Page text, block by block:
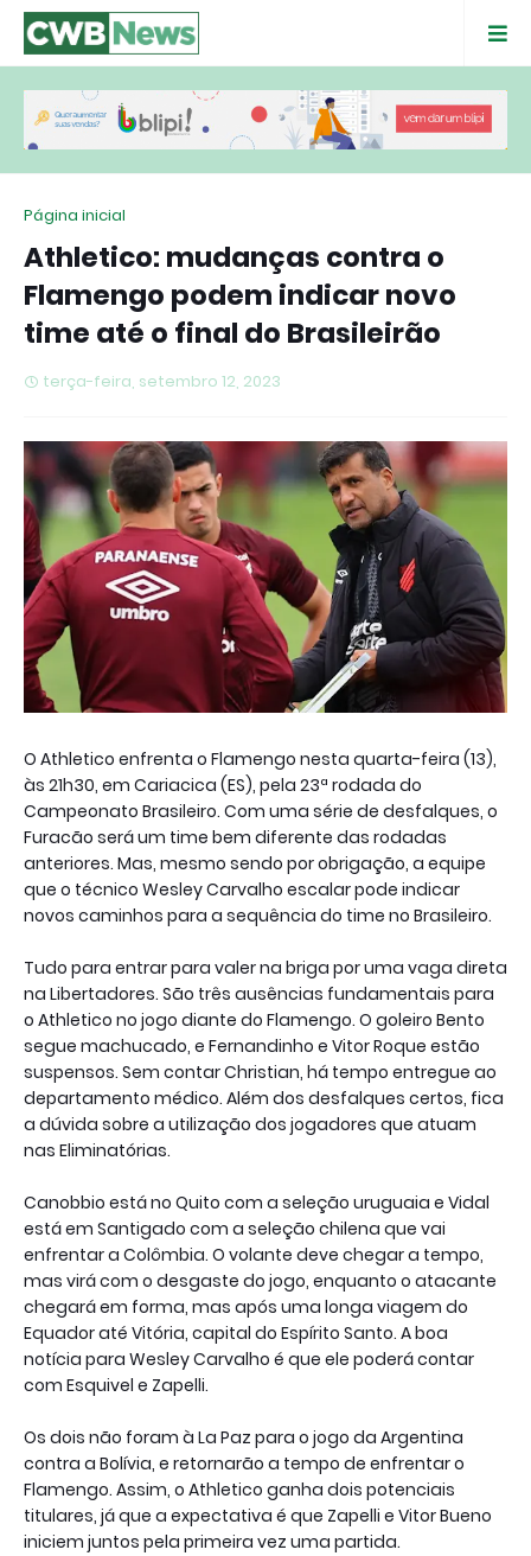
Página inicial
Athletico: mudanças contra o
Flamengo podem indicar novo
time até o final do Brasileirão
terça-feira, setembro 12, 2023
O Athletico enfrenta o Flamengo nesta quarta-feira (13),
às 21h30, em Cariacica (ES), pela 23ª rodada do
Campeonato Brasileiro. Com uma série de desfalques, o
Furacão será um time bem diferente das rodadas
anteriores. Mas, mesmo sendo por obrigação, a equipe
que o técnico Wesley Carvalho escalar pode indicar
novos caminhos para a sequência do time no Brasileiro.
Tudo para entrar para valer na briga por uma vaga direta
na Libertadores. São três ausências fundamentais para
o Athletico no jogo diante do Flamengo. O goleiro Bento
segue machucado, e Fernandinho e Vitor Roque estão
suspensos. Sem contar Christian, há tempo entregue ao
departamento médico. Além dos desfalques certos, fica
a dúvida sobre a utilização dos jogadores que atuam
nas Eliminatórias.
Canobbio está no Quito com a seleção uruguaia e Vidal
está em Santigado com a seleção chilena que vai
enfrentar a Colômbia. O volante deve chegar a tempo,
mas virá com o desgaste do jogo, enquanto o atacante
chegará em forma, mas após uma longa viagem do
Equador até Vitória, capital do Espírito Santo. A boa
notícia para Wesley Carvalho é que ele poderá contar
com Esquivel e Zapelli.
Os dois não foram à La Paz para o jogo da Argentina
contra a Bolívia, e retornarão a tempo de enfrentar o
Flamengo. Assim, o Athletico ganha dois potenciais
titulares, já que a expectativa é que Zapelli e Vitor Bueno
iniciem juntos pela primeira vez uma partida.